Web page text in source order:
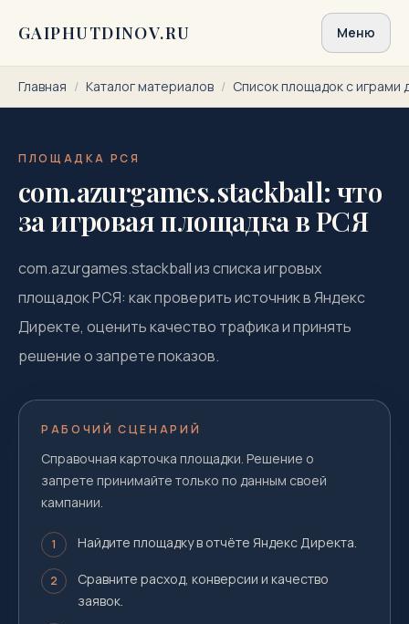
GAIPHUTDINOV.RU Меню
Главная / Каталог материалов / Список площадок с играми
ПЛОЩАДКА РСЯ
com.azurgames.stackball: что
за игровая площадка в РСЯ
com.azurgames.stackball из списка игровых
площадок РСЯ: как проверить источник в Яндекс
Директе, оценить качество трафика и принять
решение о запрете показов.
РАБОЧИЙ СЦЕНАРИЙ
Справочная карточка площадки. Решение о
запрете принимайте только по данным своей
кампании.
1 Найдите площадку в отчёте Яндекс Директа.
2
Сравните расход, конверсии и качество
заявок.